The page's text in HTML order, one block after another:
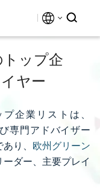
ップ企
ヤー
企業リストは、
専門アドバイザー
り、 欧州グリーン
ダー、主要プレイ